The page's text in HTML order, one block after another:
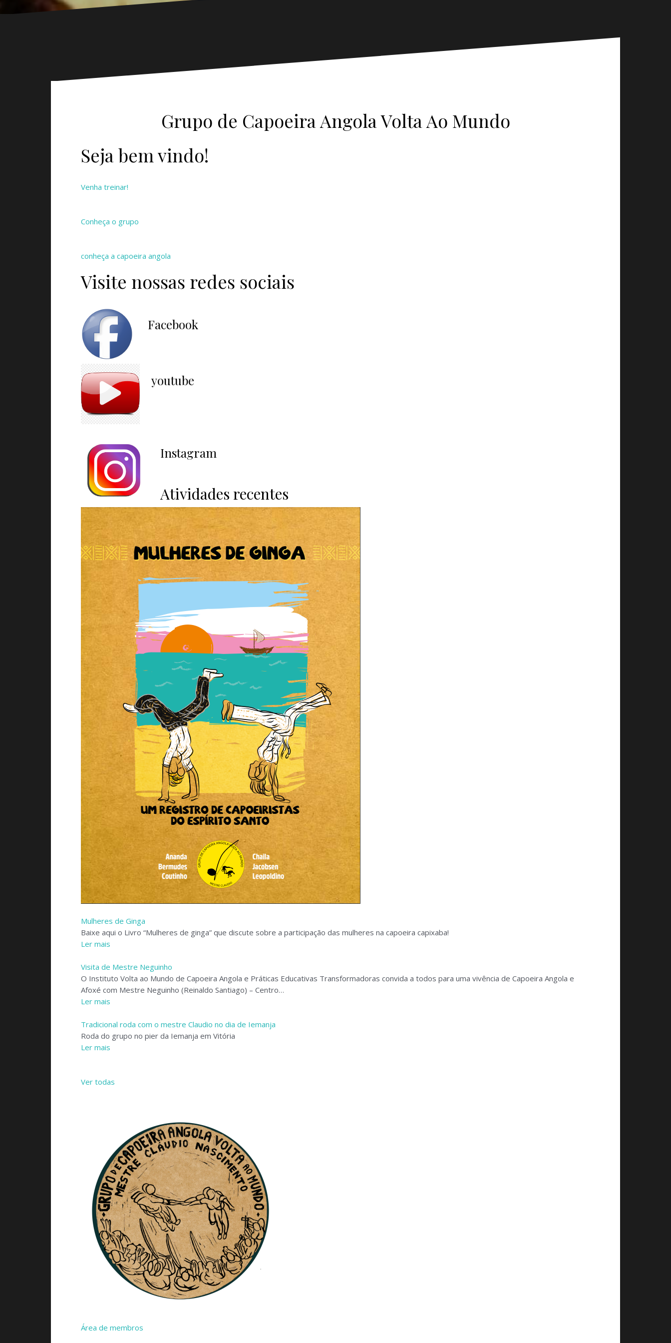
Grupo de Capoeira Angola Volta Ao Mundo
Seja bem vindo!
Venha treinar!
Conheça o grupo
conheça a capoeira angola
Visite nossas redes sociais
Facebook
youtube
Instagram
Atividades recentes
Mulheres de Ginga
Baixe aqui o Livro “Mulheres de ginga” que discute sobre a participação das mulheres na capoeira capixaba!
Ler mais
Visita de Mestre Neguinho
O Instituto Volta ao Mundo de Capoeira Angola e Práticas Educativas Transformadoras convida a todos para uma vivência de Capoeira Angola e
Afoxé com Mestre Neguinho (Reinaldo Santiago) – Centro…
Ler mais
Tradicional roda com o mestre Claudio no dia de Iemanja
Roda do grupo no pier da Iemanja em Vitória
Ler mais
Ver todas
Área de membros